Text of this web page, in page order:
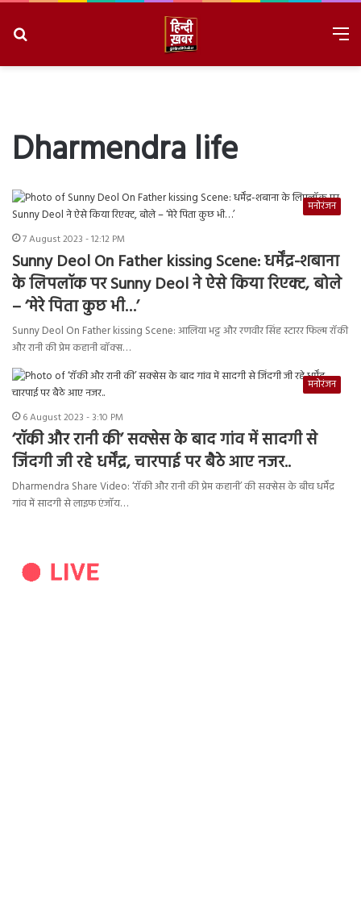
Dharmendra life
मनोरंजन
7 August 2023 - 12:12 PM
Sunny Deol On Father kissing Scene: धर्मेंद्र-शबाना
के लिपलॉक पर Sunny Deol ने ऐसे किया रिएक्ट, बोले
– ‘मेरे पिता कुछ भी…’
Sunny Deol On Father kissing Scene: आलिया भट्ट और रणवीर सिंह स्टारर फिल्म रॉकी
और रानी की प्रेम कहानी बॉक्स…
मनोरंजन
6 August 2023 - 3:10 PM
‘रॉकी और रानी की’ सक्सेस के बाद गांव में सादगी से
जिंदगी जी रहे धर्मेंद्र, चारपाई पर बैठे आए नजर..
Dharmendra Share Video: ‘रॉकी और रानी की प्रेम कहानी’ की सक्सेस के बीच धर्मेंद्र
गांव में सादगी से लाइफ एंजॉय…